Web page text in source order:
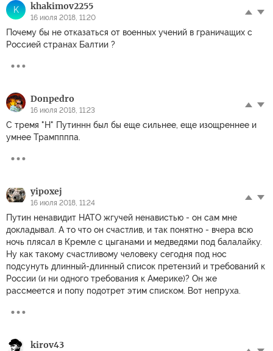
K khakimov2255
16 июля 2018, 11:20
Почему бы не отказаться от военных учений в граничащих с
Россией странах Балтии ?
Donpedro
16 июля 2018, 11:23
С тремя "Н" Путиннн был бы еще сильнее, еще изощреннее и
умнее Трамппппа.
yipoxej
16 июля 2018, 11:24
Путин ненавидит НАТО жгучей ненавистью - он сам мне
докладывал. А то что он счастлив, и так понятно - вчера всю
ночь плясал в Кремле с цыганами и медведями под балалайку.
Ну как такому счастливому человеку сегодня под нос
подсунуть длинный-длинный список претензий и требований к
России (и ни одного требования к Америке)? Он же
рассмеется и попу подотрет этим списком. Вот непруха.
kirov43